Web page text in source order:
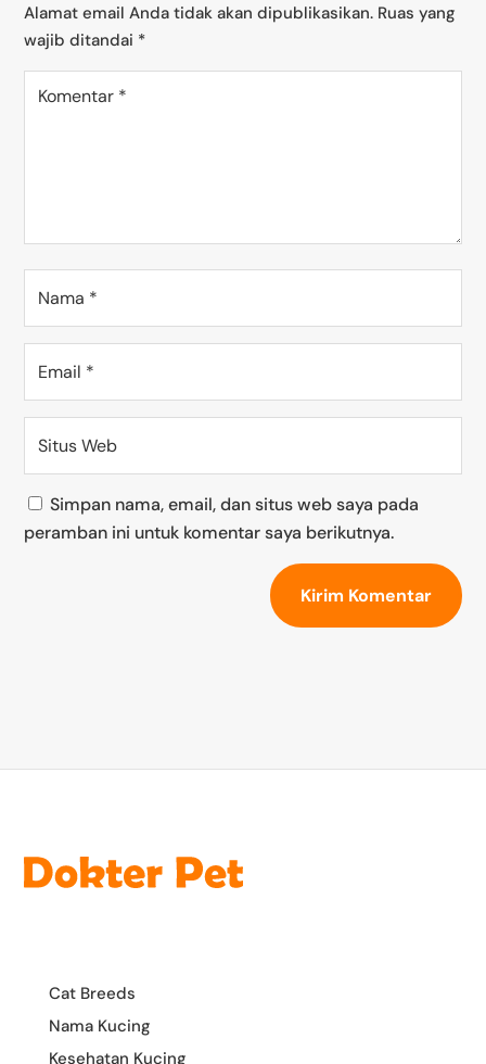
Alamat email Anda tidak akan dipublikasikan. Ruas yang
wajib ditandai *
Simpan nama, email, dan situs web saya pada
peramban ini untuk komentar saya berikutnya.
Kirim Komentar
Cat Breeds
Nama Kucing
Kesehatan Kucing